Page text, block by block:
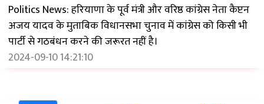
Politics News: हरियाणा के पूर्व मंत्री और वरिष्ठ कांग्रेस नेता कैप्टन
अजय यादव के मुताबिक विधानसभा चुनाव में कांग्रेस को किसी भी
पार्टी से गठबंधन करने की जरूरत नहीं है।
2024-09-10 14:21:10